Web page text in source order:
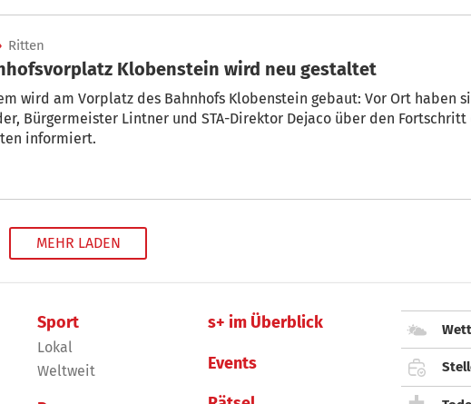
Ritten
Klobenstein wird neu gestaltet
wird am Vorplatz des Bahnhofs Klobenstein gebaut: Vor Ort haben
Bürgermeister Lintner und STA-Direktor Dejaco über den Fortschritt
informiert.
MEHR LADEN
Sport
Lokal
Weltweit
s+ im Überblick
Events